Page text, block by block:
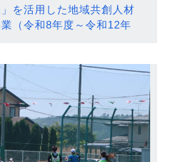
を活用した地域共創人材
（令和8年度～令和12年